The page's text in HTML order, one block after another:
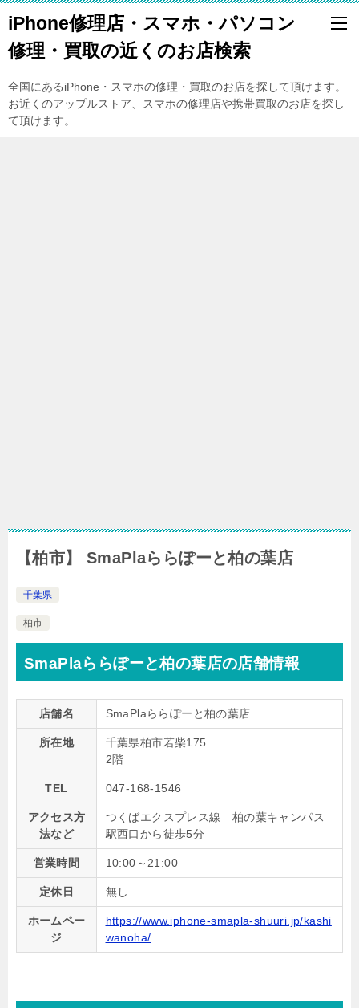
iPhone修理店・スマホ・パソコン
修理・買取の近くのお店検索
全国にあるiPhone・スマホの修理・買取のお店を探して頂けます。
お近くのアップルストア、スマホの修理店や携帯買取のお店を探し
て頂けます。
【柏市】 SmaPlaららぽーと柏の葉店
千葉県
柏市
SmaPlaららぽーと柏の葉店の店舗情報
店舗名 SmaPlaららぽーと柏の葉店
所在地
千葉県柏市若柴175
2階
TEL 047-168-1546
アクセス方
法など
つくばエクスプレス線 柏の葉キャンパス
駅西口から徒歩5分
営業時間 10:00～21:00
定休日 無し
ホームペー
ジ
https://www.iphone-smapla-shuuri.jp/kashi
wanoha/